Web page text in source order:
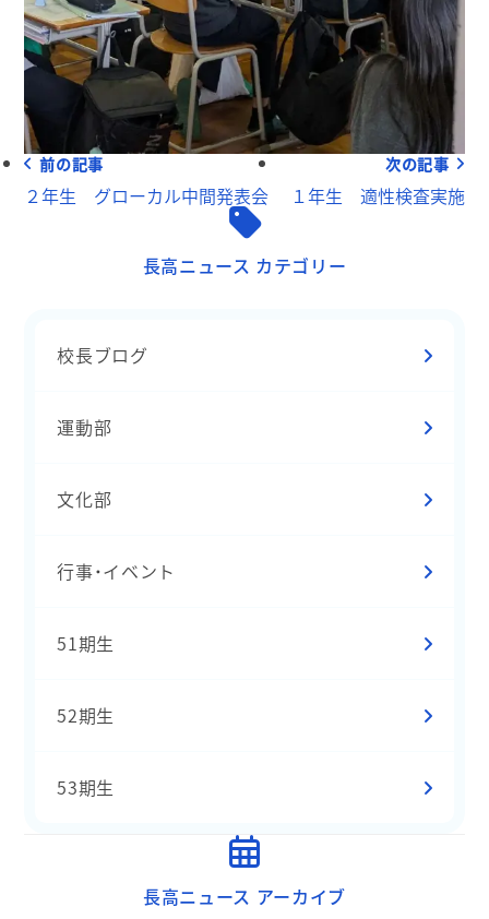
前の記事
２年生 グローカル中間発表会
次の記事
１年生 適性検査実施
長高ニュース カテゴリー
校長ブログ
運動部
文化部
行事・イベント
51期生
52期生
53期生
長高ニュース アーカイブ